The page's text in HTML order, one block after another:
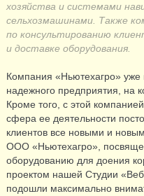
хозяйства и системами
сельхозмашинами. Также
по консультированию
и доставке оборудования.
Компания «Ньютехагро» уже
надежного предприятия, на
Кроме того, с этой
сфера ее деятельности
клиентов все новыми и
ООО «Ньютехагро»,
оборудованию для доения
проектом нашей Студии
подошли максимально